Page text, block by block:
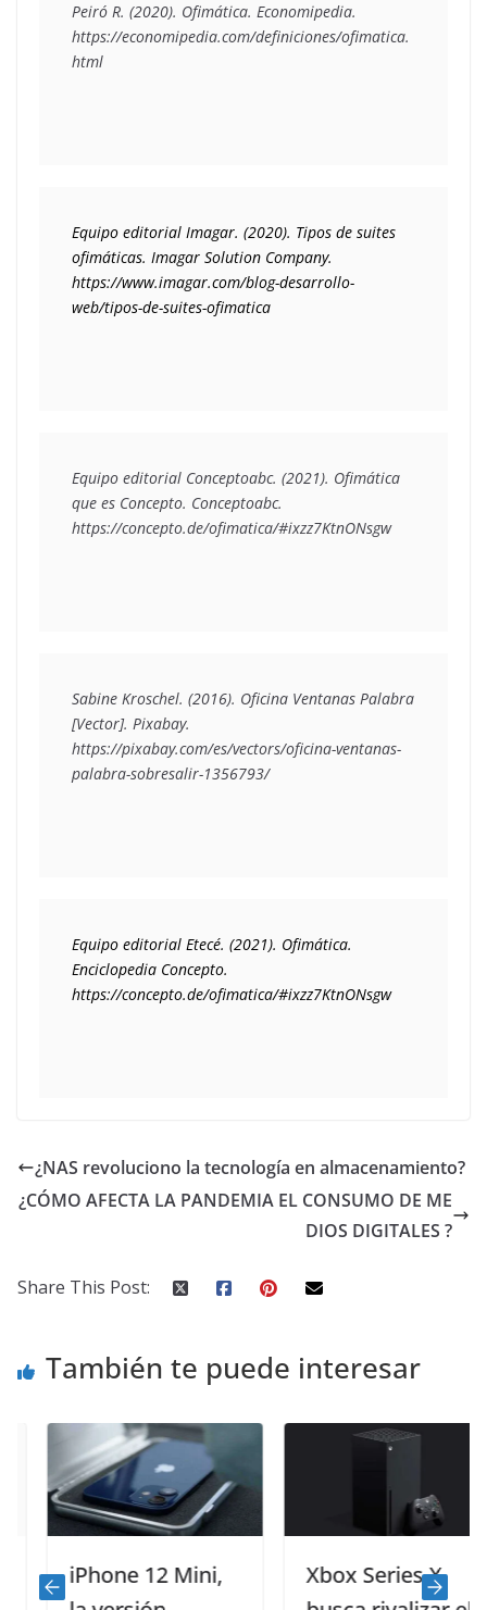
Peiró R. (2020). Ofimática. Economipedia.
https://economipedia.com/definiciones/ofimatica.
html
Equipo editorial Imagar. (2020). Tipos de suites
ofimáticas. Imagar Solution Company.
https://www.imagar.com/blog-desarrollo-
Equipo editorial Conceptoabc. (2021). Ofimática
que es Concepto. Conceptoabc.
https://concepto.de/ofimatica/#ixzz7KtnONsgw
Sabine Kroschel. (2016). Oficina Ventanas Palabra
[Vector]. Pixabay.
https://pixabay.com/es/vectors/oficina-ventanas-
palabra-sobresalir-1356793/
Equipo editorial Etecé. (2021). Ofimática.
Enciclopedia Concepto.
https://concepto.de/ofimatica/#ixzz7KtnONsgw
¿NAS revoluciono la tecnología en almacenamiento?
¿CÓMO AFECTA LA PANDEMIA EL CONSUMO DE ME
DIOS DIGITALES ?
Share This Post:
También te puede interesar
iPhone 12 Mini,
Xbox Series X